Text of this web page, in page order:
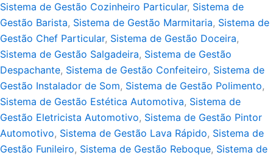
Sistema de Gestão Cozinheiro Particular, Sistema de
Gestão Barista, Sistema de Gestão Marmitaria, Sistema de
Gestão Chef Particular, Sistema de Gestão Doceira,
Sistema de Gestão Salgadeira, Sistema de Gestão
Despachante, Sistema de Gestão Confeiteiro, Sistema de
Gestão Instalador de Som, Sistema de Gestão Polimento,
Sistema de Gestão Estética Automotiva, Sistema de
Gestão Eletricista Automotivo, Sistema de Gestão Pintor
Automotivo, Sistema de Gestão Lava Rápido, Sistema de
Gestão Funileiro, Sistema de Gestão Reboque, Sistema de